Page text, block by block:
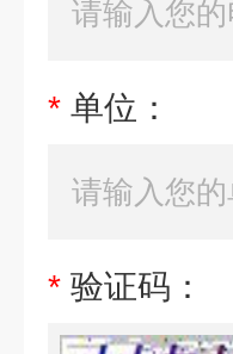
* 单位：
* 验证码：